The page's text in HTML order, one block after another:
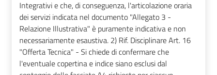
Integrativi e che, di conseguenza, l'articolazione oraria
dei servizi indicata nel documento "Allegato 3 -
Relazione Illustrativa" è puramente indicativa e non
necessariamente esaustiva. 2) Rif. Disciplinare Art. 16
"Offerta Tecnica" - Si chiede di confermare che
l'eventuale copertina e indice siano esclusi dal